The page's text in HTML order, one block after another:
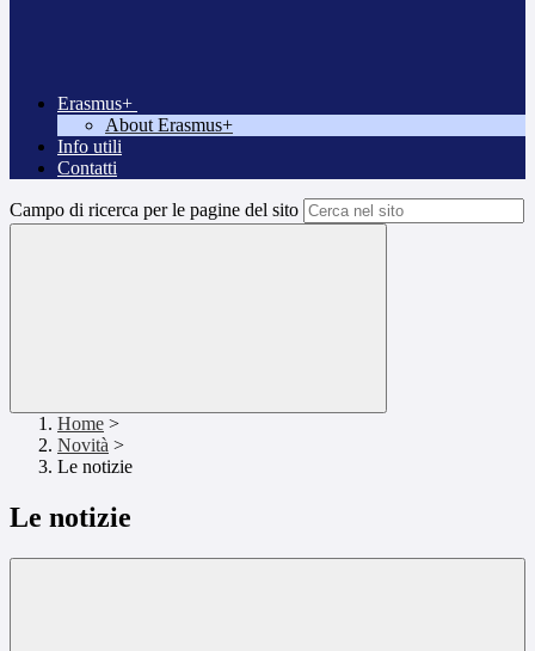
Erasmus+
About Erasmus+
Info utili
Contatti
Campo di ricerca per le pagine del sito
Home >
Novità >
Le notizie
Le notizie